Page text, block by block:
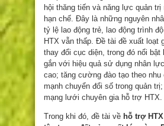
hội thăng tiến và năng lực quản
hạn chế. Đây là những nguyên
tỷ lệ lao động trẻ, lao động trình
HTX vẫn thấp. Đề tài đề xuất loạt
thay đổi cục diện, trong đó nổi
gắn với hiệu quả sử dụng nhân
cao; tăng cường đào tạo theo
mạnh chuyển đổi số trong quản
mạng lưới chuyên gia hỗ trợ HTX.
Trong khi đó, đề tài về hỗ trợ